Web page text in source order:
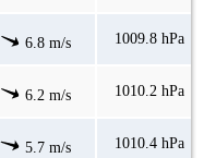
6.8 m/s 1009.8 hPa
6.2 m/s 1010.2 hPa
5.7 m/s 1010.4 hPa